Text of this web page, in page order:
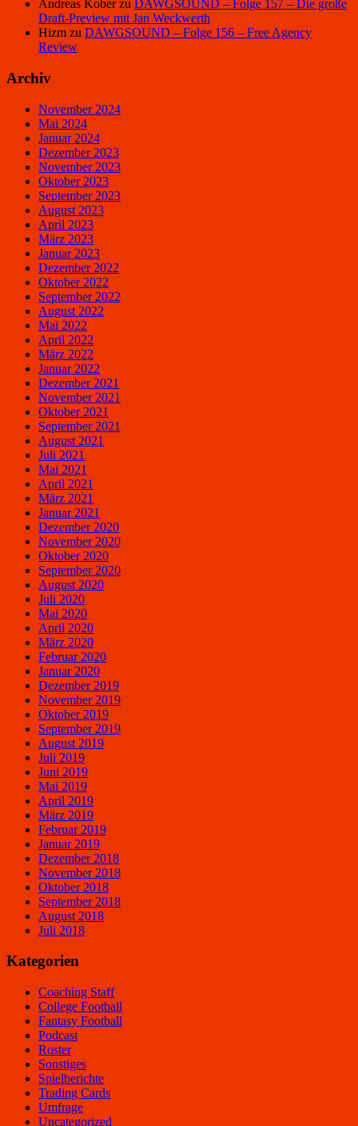
Andreas Koberzu DAWGSOUND – Folge 157 – Die große
Draft-Preview mit Jan Weckwerth
Hizm zu DAWGSOUND – Folge 156 – Free Agency
Review
Archiv
November 2024
Mai 2024
Januar 2024
Dezember 2023
November 2023
Oktober 2023
September 2023
August 2023
April 2023
März 2023
Januar 2023
Dezember 2022
Oktober 2022
September 2022
August 2022
Mai 2022
April 2022
März 2022
Januar 2022
Dezember 2021
November 2021
Oktober 2021
September 2021
August 2021
Juli 2021
Mai 2021
April 2021
März 2021
Januar 2021
Dezember 2020
November 2020
Oktober 2020
September 2020
August 2020
Juli 2020
Mai 2020
April 2020
März 2020
Februar 2020
Januar 2020
Dezember 2019
November 2019
Oktober 2019
September 2019
August 2019
Juli 2019
Juni 2019
Mai 2019
April 2019
März 2019
Februar 2019
Januar 2019
Dezember 2018
November 2018
Oktober 2018
September 2018
August 2018
Juli 2018
Kategorien
Coaching Staff
College Football
Fantasy Football
Podcast
Roster
Sonstiges
Spielberichte
Trading Cards
Umfrage
Uncategorized